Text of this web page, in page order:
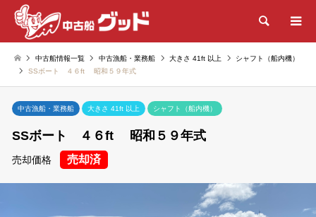
検索
中古船情報一覧 中古漁船・業務船 大きさ 41ft 以上
シャフト（船内機）
SSボート ４６ft 昭和５９年式
中古漁船・業務船 大きさ 41ft 以上 シャフト（船内機）
SSボート ４６ft 昭和５９年式
売却価格 売却済